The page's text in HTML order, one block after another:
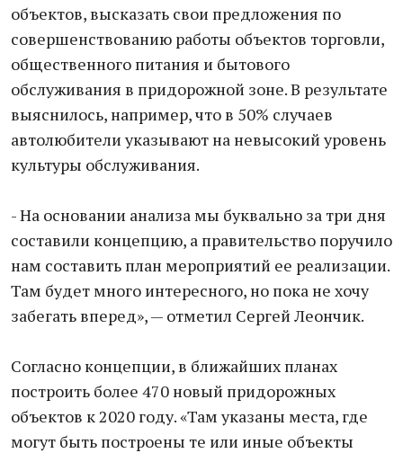
объектов, высказать свои предложения по
совершенствованию работы объектов торговли,
общественного питания и бытового
обслуживания в придорожной зоне. В результате
выяснилось, например, что в 50% случаев
автолюбители указывают на невысокий уровень
культуры обслуживания.
- На основании анализа мы буквально за три дня
составили концепцию, а правительство поручило
нам составить план мероприятий ее реализации.
Там будет много интересного, но пока не хочу
забегать вперед», — отметил Сергей Леончик.
Согласно концепции, в ближайших планах
построить более 470 новый придорожных
объектов к 2020 году. «Там указаны места, где
могут быть построены те или иные объекты